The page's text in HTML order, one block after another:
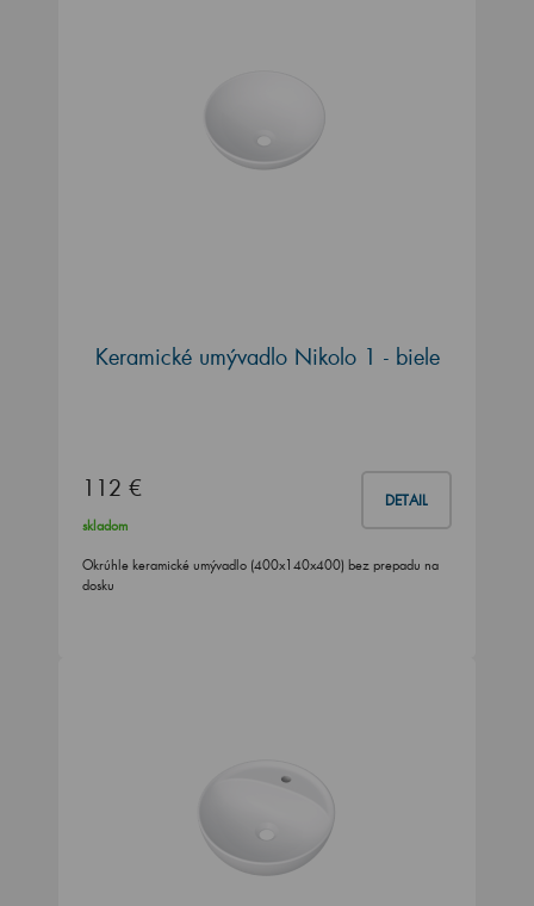
Keramické umývadlo Nikolo 1 - biele
112 € DETAIL
skladom
Okrúhle keramické umývadlo (400x140x400) bez prepadu na
dosku